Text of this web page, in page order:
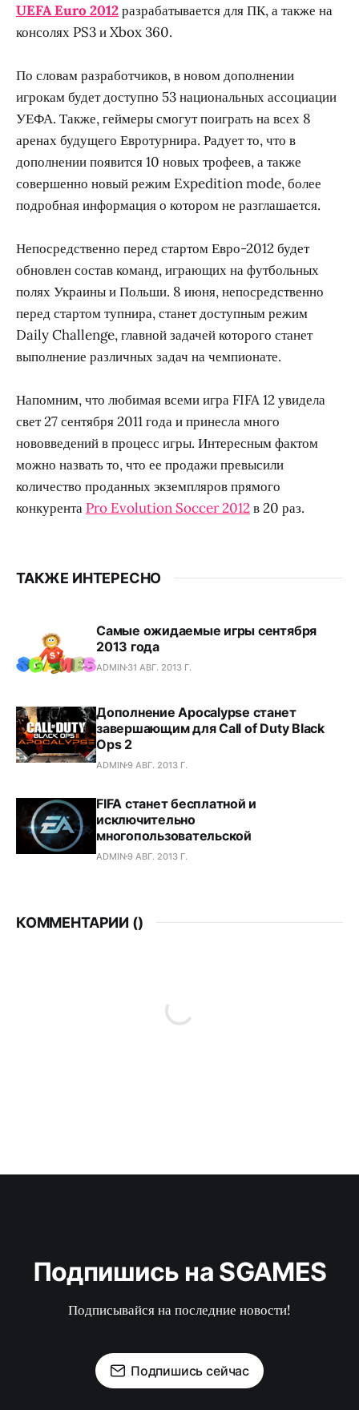
UEFA Euro 2012разрабатывается для ПК, а также на
консолях PS3 и Xbox 360.
По словам разработчиков, в новом дополнении
игрокам будет доступно 53 национальных ассоциации
УЕФА. Также, геймеры смогут поиграть на всех 8
аренах будущего Евротурнира. Радует то, что в
дополнении появится 10 новых трофеев, а также
совершенно новый режим Expedition mode, более
подробная информация о котором не разглашается.
Непосредственно перед стартом Евро-2012 будет
обновлен состав команд, играющих на футбольных
полях Украины и Польши. 8 июня, непосредственно
перед стартом тупнира, станет доступным режим
Daily Challenge, главной задачей которого станет
выполнение различных задач на чемпионате.
Напомним, что любимая всеми игра FIFA 12 увидела
свет 27 сентября 2011 года и принесла много
нововведений в процесс игры. Интересным фактом
можно назвать то, что ее продажи превысили
количество проданных экземпляров прямого
конкурента Pro Evolution Soccer 2012в 20 раз.
ТАКЖЕ ИНТЕРЕСНО
Самые ожидаемые игры сентября
2013 года
ADMIN 31 АВГ. 2013 Г.
Дополнение Apocalypse станет
завершающим для Call of Duty Black
Ops 2
ADMIN9 АВГ. 2013 Г.
FIFA станет бесплатной и
исключительно
многопользовательской
ADMIN9 АВГ. 2013 Г.
КОММЕНТАРИИ ()
Подпишись на SGAMES
Подписывайся на последние новости!
Подпишись сейчас